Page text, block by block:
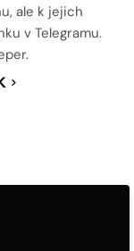
ale k jejich
v Telegramu.